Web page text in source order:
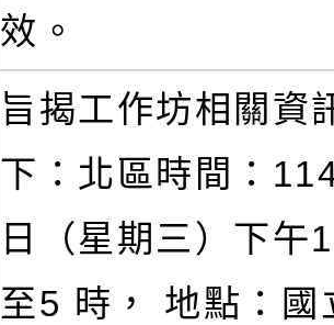
效。
旨揭工作坊相關資
下：北區時間：
日（星期三）下午
至5 時， 地點：國